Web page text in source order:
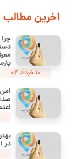
​اخرین مطالب
۱۰ خرداد ۰۴
در